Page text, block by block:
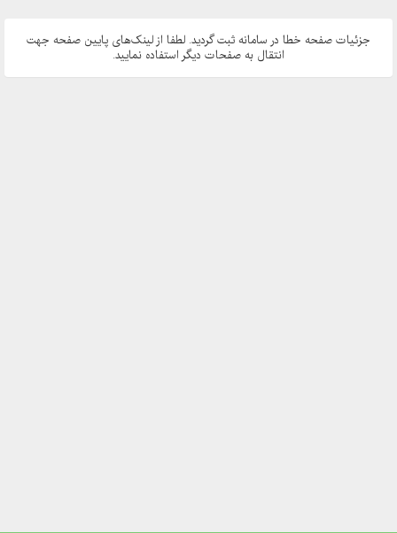
جزئیات صفحه خطا در سامانه ثبت گردید. لطفا از لینک‌های پایین صفحه جهت
انتقال به صفحات دیگر استفاده نمایید.